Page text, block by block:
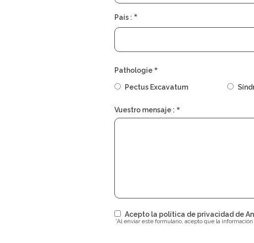
País :
Pathologie
Pectus Excavatum
Vuestro mensaje :
Acepto la política de privacidad de
*Al enviar este formulario, acepto que la